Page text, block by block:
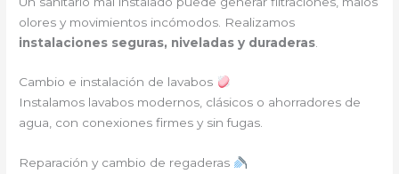
olores y movimientos incómodos. Realizamos
instalaciones seguras, niveladas y duraderas
Cambio e instalación de lavabos
Instalamos lavabos modernos, clásicos o ahorradores de
agua, con conexiones firmes y sin fugas.
Reparación y cambio de regaderas